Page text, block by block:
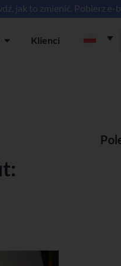
jak to zmienić. Pobierz e-
Open Baza wiedzy
Klienci